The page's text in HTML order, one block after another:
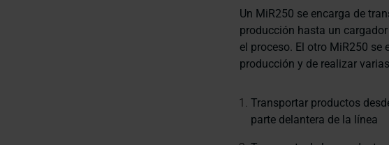
Un MiR250 se encarga de
producción hasta un
el proceso. El otro MiR250
producción y de realizar
Transportar productos
parte delantera de la línea